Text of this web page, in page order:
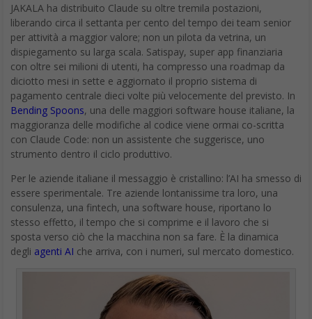
JAKALA ha distribuito Claude su oltre tremila postazioni,
liberando circa il settanta per cento del tempo dei team senior
per attività a maggior valore; non un pilota da vetrina, un
dispiegamento su larga scala. Satispay, super app finanziaria
con oltre sei milioni di utenti, ha compresso una roadmap da
diciotto mesi in sette e aggiornato il proprio sistema di
pagamento centrale dieci volte più velocemente del previsto. In
Bending Spoons, una delle maggiori software house italiane, la
maggioranza delle modifiche al codice viene ormai co-scritta
con Claude Code: non un assistente che suggerisce, uno
strumento dentro il ciclo produttivo.
Per le aziende italiane il messaggio è cristallino: l’AI ha smesso di
essere sperimentale. Tre aziende lontanissime tra loro, una
consulenza, una fintech, una software house, riportano lo
stesso effetto, il tempo che si comprime e il lavoro che si
sposta verso ciò che la macchina non sa fare. È la dinamica
degli agenti AI che arriva, con i numeri, sul mercato domestico.